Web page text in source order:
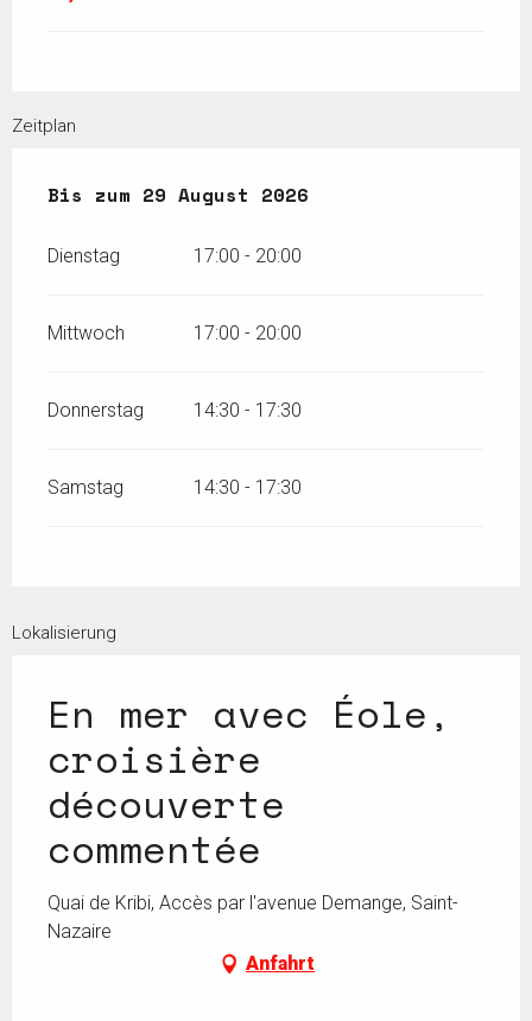
Zeitplan
vom 28 Juli 2026 bis zum
Bis zum 29 August 2026
Dienstag 17:00 - 20:00
Mittwoch 17:00 - 20:00
Donnerstag 14:30 - 17:30
Samstag 14:30 - 17:30
Lokalisierung
En mer avec Éole,
croisière
découverte
commentée
Quai de Kribi, Accès par l'avenue Demange, Saint-
Nazaire
Anfahrt